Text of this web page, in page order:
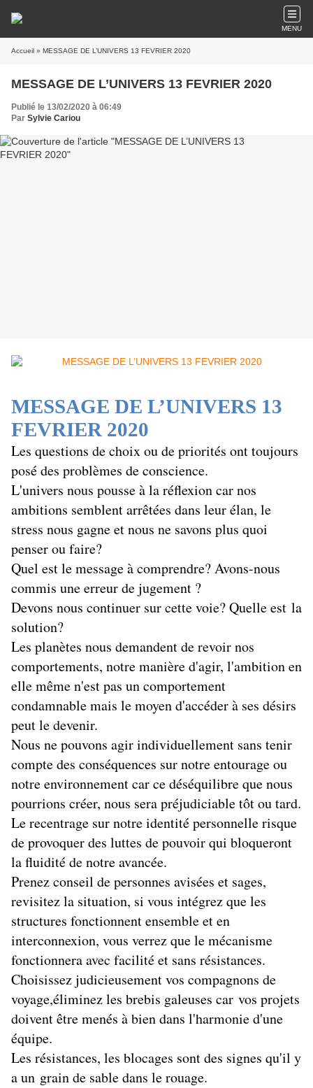
MENU
Accueil » MESSAGE DE L’UNIVERS 13 FEVRIER 2020
MESSAGE DE L’UNIVERS 13 FEVRIER 2020
Publié le 13/02/2020 à 06:49
Par Sylvie Cariou
MESSAGE DE L’UNIVERS 13
FEVRIER 2020
Les questions de choix ou de priorités ont toujours
posé des problèmes de conscience.
L'univers nous pousse à la réflexion car nos
ambitions semblent arrêtées dans leur élan, le
stress nous gagne et nous ne savons plus quoi
penser ou faire?
Quel est le message à comprendre? Avons-nous
commis une erreur de jugement ?
Devons nous continuer sur cette voie? Quelle est la
solution?
Les planètes nous demandent de revoir nos
comportements, notre manière d'agir, l'ambition en
elle même n'est pas un comportement
condamnable mais le moyen d'accéder à ses désirs
peut le devenir.
Nous ne pouvons agir individuellement sans tenir
compte des conséquences sur notre entourage ou
notre environnement car ce déséquilibre que nous
pourrions créer, nous sera préjudiciable tôt ou tard.
Le recentrage sur notre identité personnelle risque
de provoquer des luttes de pouvoir qui bloqueront
la fluidité de notre avancée.
Prenez conseil de personnes avisées et sages,
revisitez la situation, si vous intégrez que les
structures fonctionnent ensemble et en
interconnexion, vous verrez que le mécanisme
fonctionnera avec facilité et sans résistances.
Choisissez judicieusement vos compagnons de
voyage,éliminez les brebis galeuses car vos projets
doivent être menés à bien dans l'harmonie d'une
équipe.
Les résistances, les blocages sont des signes qu'il y
a un grain de sable dans le rouage.